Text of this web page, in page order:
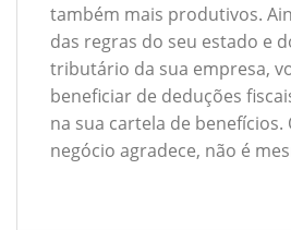
também mais produtivos.
das regras do seu estado e
tributário da sua empresa,
beneficiar de deduções
na sua cartela de benefícios.
negócio agradece, não é